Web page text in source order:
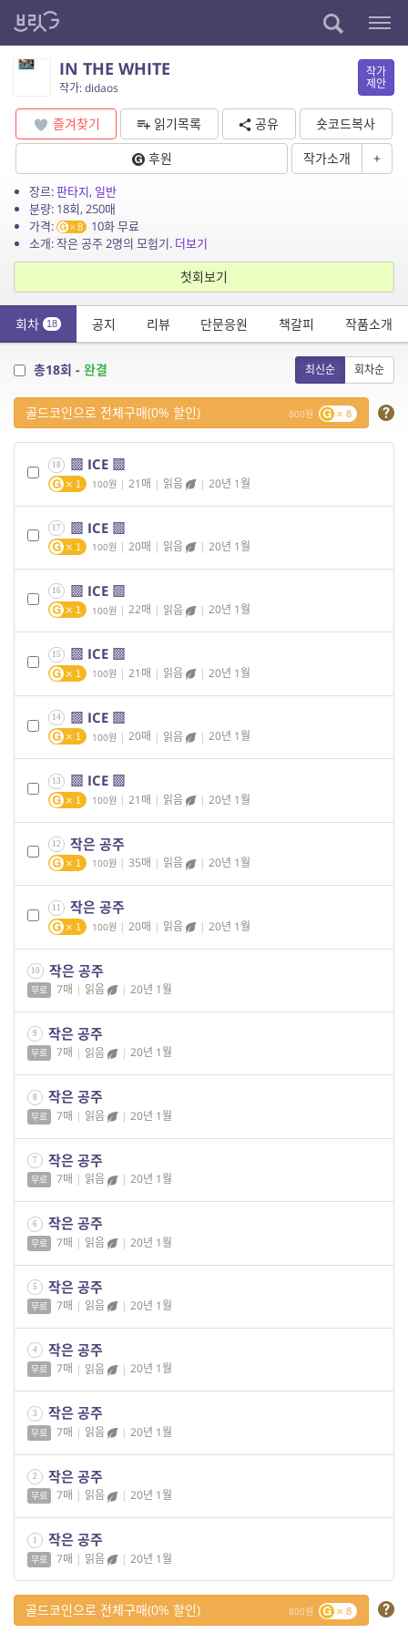
IN THE WHITE
작가: didaos
작가
제안
즐겨찾기 읽기목록 공유
숏코드복사
후원
작가소개 +
장르:판타지, 일반
분량: 18회, 250매
가격:
8
10화 무료
소개: 작은 공주 2명의 모험기. 더보기
첫회보기
회차 18 공지 리뷰 단문응원 책갈피 작품소개
총18회 - 완결 최신순 회차순
800 8
골드코인으로 전체구매(0% 할인)
18 ▩ ICE ▩
1 100 | 21매 | 읽음 | 20년 1월
17 ▩ ICE ▩
1 100 | 20매 | 읽음 | 20년 1월
16 ▩ ICE ▩
1 100 | 22매 | 읽음 | 20년 1월
15 ▩ ICE ▩
1 100 | 21매 | 읽음 | 20년 1월
14 ▩ ICE ▩
1 100 | 20매 | 읽음 | 20년 1월
13 ▩ ICE ▩
1 100 | 21매 | 읽음 | 20년 1월
12 작은 공주
1 100 | 35매 | 읽음 | 20년 1월
11 작은 공주
1 100 | 20매 | 읽음 | 20년 1월
10 작은 공주
무료 7매 | 읽음 | 20년 1월
9 작은 공주
무료 7매 | 읽음 | 20년 1월
8 작은 공주
무료 7매 | 읽음 | 20년 1월
7 작은 공주
무료 7매 | 읽음 | 20년 1월
6 작은 공주
무료 7매 | 읽음 | 20년 1월
5 작은 공주
무료 7매 | 읽음 | 20년 1월
4 작은 공주
무료 7매 | 읽음 | 20년 1월
3 작은 공주
무료 7매 | 읽음 | 20년 1월
2 작은 공주
무료 7매 | 읽음 | 20년 1월
1 작은 공주
무료 7매 | 읽음 | 20년 1월
800 8
골드코인으로 전체구매(0% 할인)